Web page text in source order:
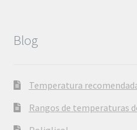
Blog
Temperatura
Rangos de temperaturas